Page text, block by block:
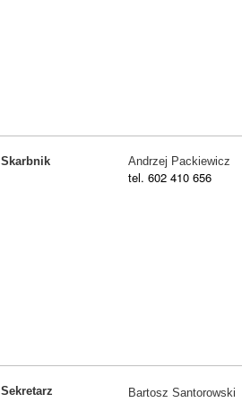
Skarbnik Andrzej Packiewicz
tel. 602 410 656
Sekretarz Bartosz Santorowski